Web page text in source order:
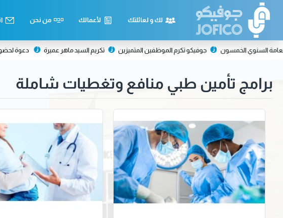
لك و لعائلتك لأعمالك من نحن
السنوي الخمسون جوفيكو تكرم الموظفين المتميزين تكريم السيد ماهر عميرة دعوة لحضور
برامج تأمين طبي منافع وتغطيات شاملة